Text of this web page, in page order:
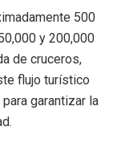
500
y 200,000
de cruceros,
flujo turístico
garantizar la